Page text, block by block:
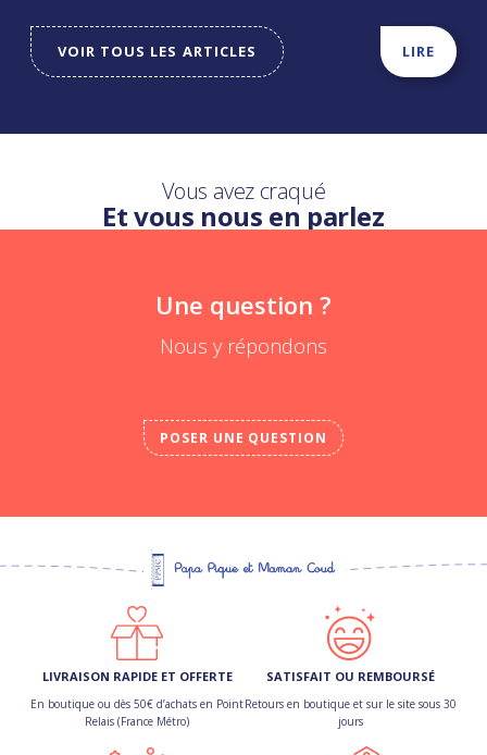
VOIR TOUS LES ARTICLES LIRE
Vous avez craqué
Et vous nous en parlez
Une question ?
Nous y répondons
POSER UNE QUESTION
LIVRAISON RAPIDE ET OFFERTE
En boutique ou dès 50€ d’achats en Point
Relais (France Métro)
SATISFAIT OU REMBOURSÉ
Retours en boutique et sur le site sous 30
jours